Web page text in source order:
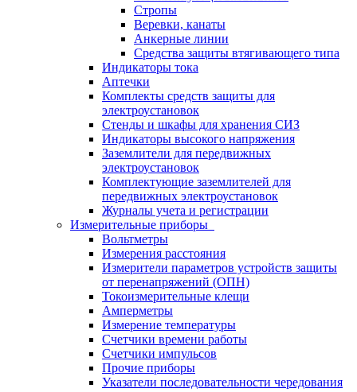
Стропы
Веревки, канаты
Анкерные линии
Средства защиты втягивающего типа
Индикаторы тока
Аптечки
Комплекты средств защиты для
электроустановок
Стенды и шкафы для хранения СИЗ
Индикаторы высокого напряжения
Заземлители для передвижных
электроустановок
Комплектующие заземлителей для
передвижных электроустановок
Журналы учета и регистрации
Измерительные приборы
Вольтметры
Измерения расстояния
Измерители параметров устройств защиты
от перенапряжений (ОПН)
Токоизмерительные клещи
Амперметры
Измерение температуры
Счетчики времени работы
Счетчики импульсов
Прочие приборы
Указатели последовательности чередования